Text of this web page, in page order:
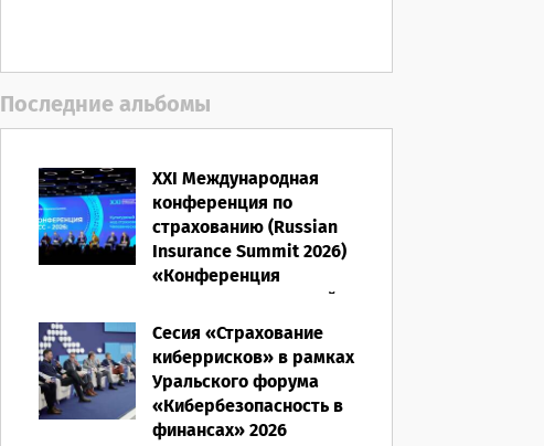
Последние альбомы
XXI Международная
конференция по
страхованию (Russian
Insurance Summit 2026)
«Конференция
ВСС-2026: Культурный
код страхования/
Человеческий фактор»
28.05.2026
Сесия «Страхование
киберрисков» в рамках
Уральского форума
«Кибербезопасность в
финансах» 2026